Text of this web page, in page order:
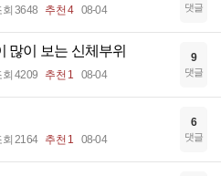
회 3648 추천 4 08-04 댓글
많이 보는 신체부위
회 4209 추천 1 08-04
9
댓글
회 2164 추천 1 08-04
6
댓글